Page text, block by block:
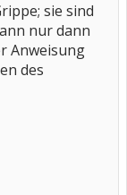
sie sind
nur dann
Anweisung
des